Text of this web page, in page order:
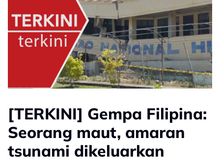
[TERKINI] Gempa Filipina:
Seorang maut, amaran
tsunami dikeluarkan